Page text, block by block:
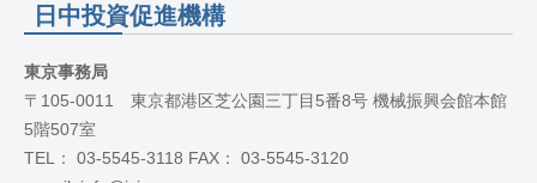
日中投資促進機構
東京事務局
〒105-0011 東京都港区芝公園三丁目5番8号 機械振興会館本館
5階507室
TEL： 03-5545-3118 FAX： 03-5545-3120